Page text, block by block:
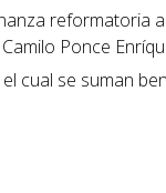
Ponce
cual se suman